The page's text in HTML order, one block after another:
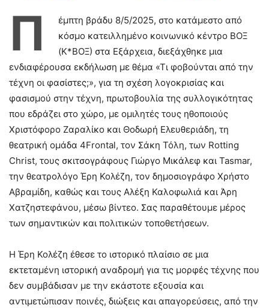
Π
έμπτη βράδυ 8/5/2025, στο κατάμεστο από
κόσμο κατειλλημένο κοινωνικό κέντρο ΒΟΞ
(Κ*ΒΟΞ) στα Εξάρχεια, διεξάχθηκε μια
ενδιαφέρουσα εκδήλωση με θέμα «Τι φοβούνται από την
τέχνη οι φασίστες;», για τη σχέση λογοκρισίας και
φασισμού στην τέχνη, πρωτοβουλία της συλλογικότητας
που εδράζει στο χώρο, με ομιλητές τους ηθοποιούς
Χριστόφορο Ζαραλίκο και Θοδωρή Ελευθεριάδη, τη
θεατρική ομάδα 4Frontal, τον Σάκη Τόλη, των Rotting
Christ, τους σκιτσογράφους Γιώργο Μικάλεφ και Tasmar,
την θεατρολόγο Έρη Κολέζη, τον δημοσιογράφο Χρήστο
Αβραμίδη, καθώς και τους Αλέξη Καλοφωλιά και Άρη
Χατζηστεφάνου, μέσω βίντεο. Σας παραθέτουμε μέρος
των σημαντικών και πολιτικών τοποθετήσεων.
Η Έρη Κολέζη έθεσε το ιστορικό πλαίσιο σε μια
εκτεταμένη ιστορική αναδρομή για τις μορφές τέχνης που
δεν συμβάδισαν με την εκάστοτε εξουσία και
αντιμετώπισαν ποινές, διώξεις και απαγορεύσεις, από την